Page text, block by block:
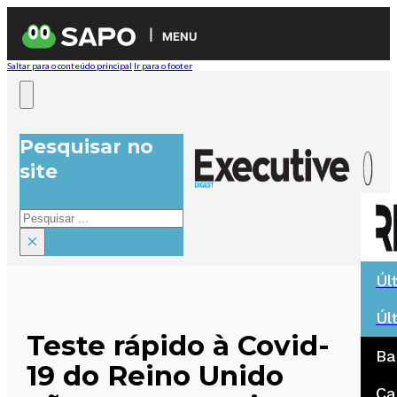
MENU
Saltar para o conteúdo principal Ir para o footer
Pesquisar no
site
Pesquisar
×
Teste rápido à Covid-
19 do Reino Unido